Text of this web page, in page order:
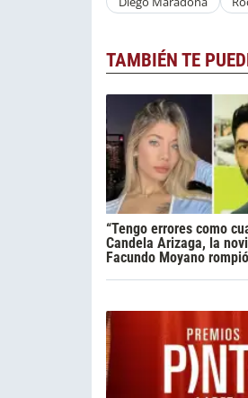
TAMBIÉN TE
“Tengo errores como
Candela Arizaga, la
Facundo Moyano